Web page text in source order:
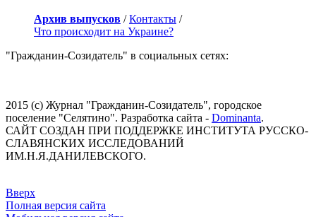
Архив выпусков /Контакты /
Что происходит на Украине?
"Гражданин-Созидатель" в социальных сетях:
2015 (с) Журнал "Гражданин-Созидатель", городское
поселение "Селятино". Разработка сайта - Dominanta.
САЙТ СОЗДАН ПРИ ПОДДЕРЖКЕ ИНСТИТУТА РУССКО-
СЛАВЯНСКИХ ИССЛЕДОВАНИЙ
ИМ.Н.Я.ДАНИЛЕВСКОГО.
Вверх
Полная версия сайта